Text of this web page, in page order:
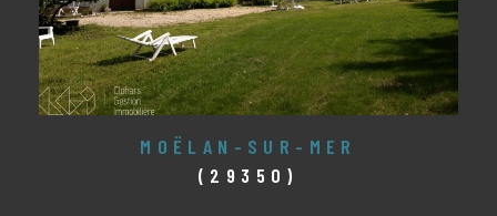
MOËLAN-SUR-MER
(29350)